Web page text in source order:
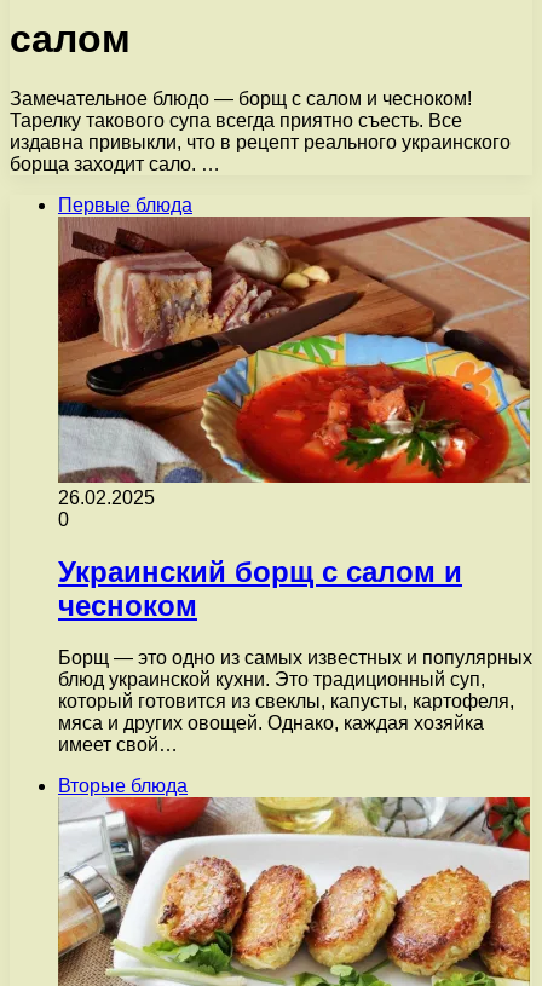
салом
Замечательное блюдо — борщ с салом и чесноком!
Тарелку такового супа всегда приятно съесть. Все
издавна привыкли, что в рецепт реального украинского
борща заходит сало. …
Первые блюда
26.02.2025
0
Украинский борщ с салом и
чесноком
Борщ — это одно из самых известных и популярных
блюд украинской кухни. Это традиционный суп,
который готовится из свеклы, капусты, картофеля,
мяса и других овощей. Однако, каждая хозяйка
имеет свой…
Вторые блюда